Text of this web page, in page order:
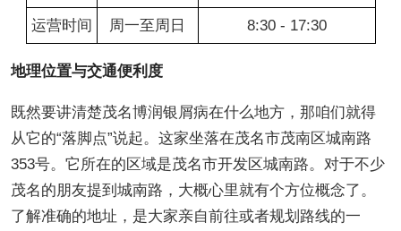
运营时间 周一至周日 8:30 - 17:30
地理位置与交通便利度
既然要讲清楚茂名博润银屑病在什么地方，那咱们就得
从它的“落脚点”说起。这家坐落在茂名市茂南区城南路
353号。它所在的区域是茂名市开发区城南路。对于不少
茂名的朋友提到城南路，大概心里就有个方位概念了。
了解准确的地址，是大家亲自前往或者规划路线的一